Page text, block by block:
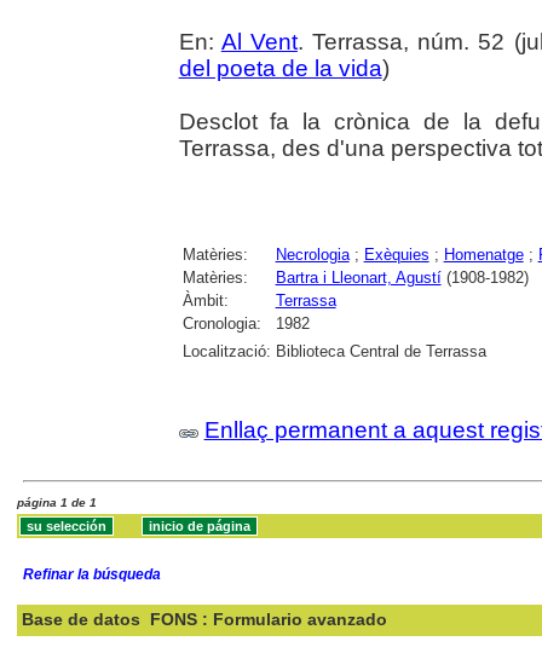
En: Al Vent. Terrassa, núm. 52
del poeta de la vida)
Desclot fa la crònica de la
Terrassa, des d'una perspectiva
Matèries: Necrologia; Exèquies ; Homenatge;
Matèries:
Bartra i Lleonart, Agustí(1908-1982)
Àmbit:
Terrassa
Cronologia:
1982
Localització: Biblioteca Central de Terrassa
Enllaç permanent a aquest
página 1 de 1
Refinar la búsqueda
Base de datos FONS : Formulario avanzado